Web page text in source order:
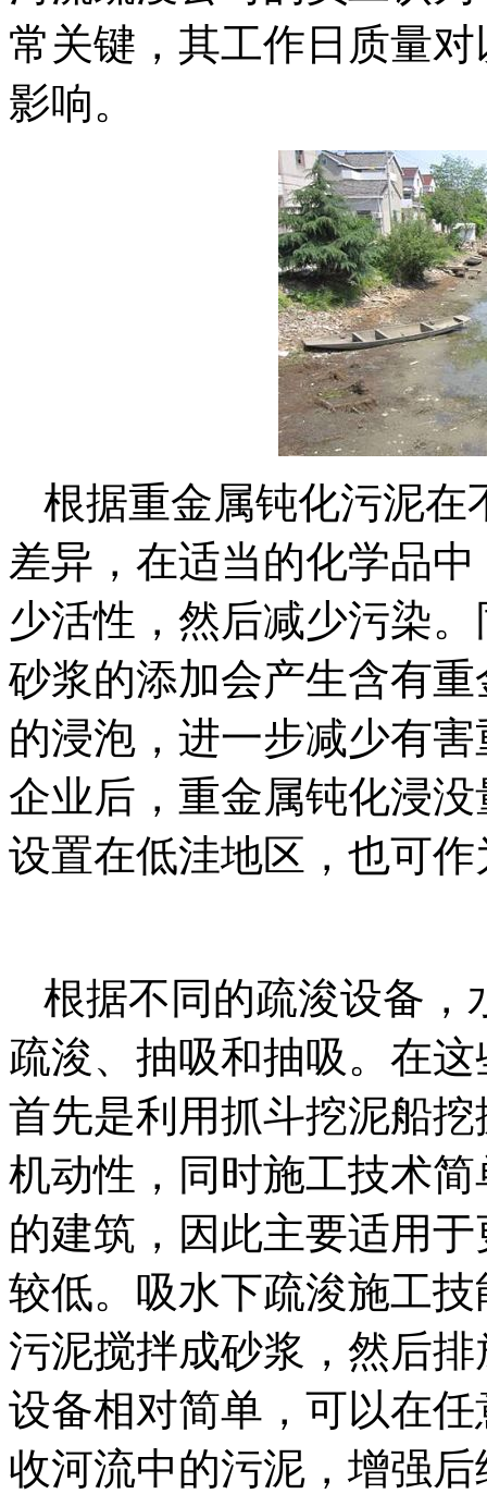
常关键，其工作日质量
影响。
根据重金属钝化污泥在
差异，在适当的化学品
少活性，然后减少污染
砂浆的添加会产生含有
的浸泡，进一步减少有
企业后，重金属钝化浸
设置在低洼地区，也可
根据不同的疏浚设备，
疏浚、抽吸和抽吸。在
首先是利用抓斗挖泥船
机动性，同时施工技术
的建筑，因此主要适用
较低。吸水下疏浚施工
污泥搅拌成砂浆，然后
设备相对简单，可以在
收河流中的污泥，增强